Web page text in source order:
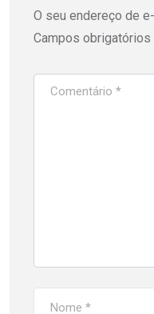
O seu endereço de
Campos